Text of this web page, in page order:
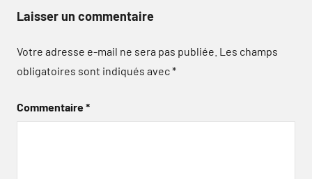
Laisser un commentaire
Votre adresse e-mail ne sera pas publiée. Les champs
obligatoires sont indiqués avec*
Commentaire*